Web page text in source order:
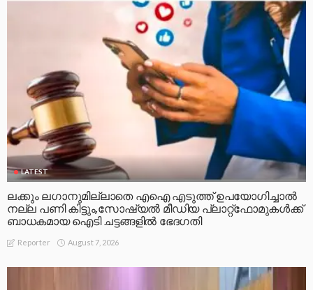
LATEST
ലക്കും ലഗാനുമില്ലാതെ എഐ എടുത്ത് ഉപയോഗിച്ചാല്‍
നല്ല പണി കിട്ടും,സോഷ്യല്‍ മീഡിയ പ്ലാറ്റ്‌ഫോമുകള്‍ക്ക്
ബാധകമായ ഐടി ചട്ടങ്ങളില്‍ ഭേദഗതി
Reporter August 7, 2026